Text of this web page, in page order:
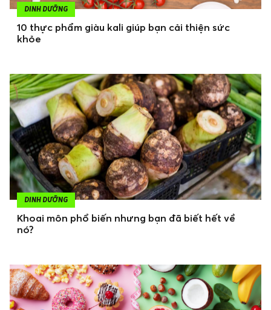
DINH DƯỠNG
10 thực phẩm giàu kali giúp bạn cải thiện sức
khỏe
DINH DƯỠNG
Khoai môn phổ biến nhưng bạn đã biết hết về
nó?